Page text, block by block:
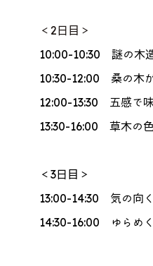
＜2日目＞
10:00-10:30 謎の木
10:30-12:00 桑の木
12:00-13:30 五感で
13:30-16:00 草木の色
＜3日目＞
13:00-14:30 気の向く
14:30-16:00 ゆらめく